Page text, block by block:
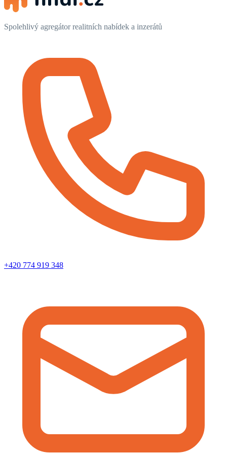
Spolehlivý agregátor realitních nabídek a inzerátů
+420 774 919 348